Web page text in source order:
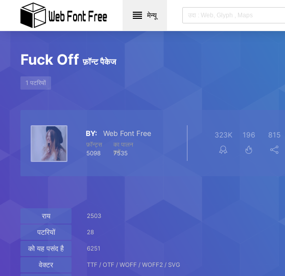
मेन्यू
Fuck Offफ़ॉन्ट पैकेज
1 पटरियों
BY: Web Font Free
फ़ॉन्ट्स
5098
का पालन
करें
7535
323K 196 815
राय 2503
पटरियों 28
को यह पसंद है 6251
वेक्टर TTF / OTF / WOFF / WOFF2 / SVG